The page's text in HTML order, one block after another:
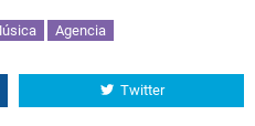
Agencia
Twitter